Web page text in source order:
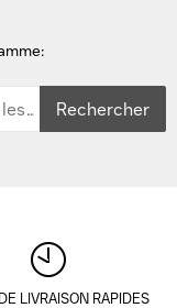
Rechercher
LIVRAISON RAPIDES